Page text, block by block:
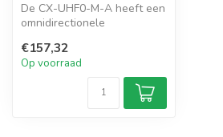
De CX-UHF0-M-A heeft een
omnidirectionele
connector, ...
€157,32
Op voorraad